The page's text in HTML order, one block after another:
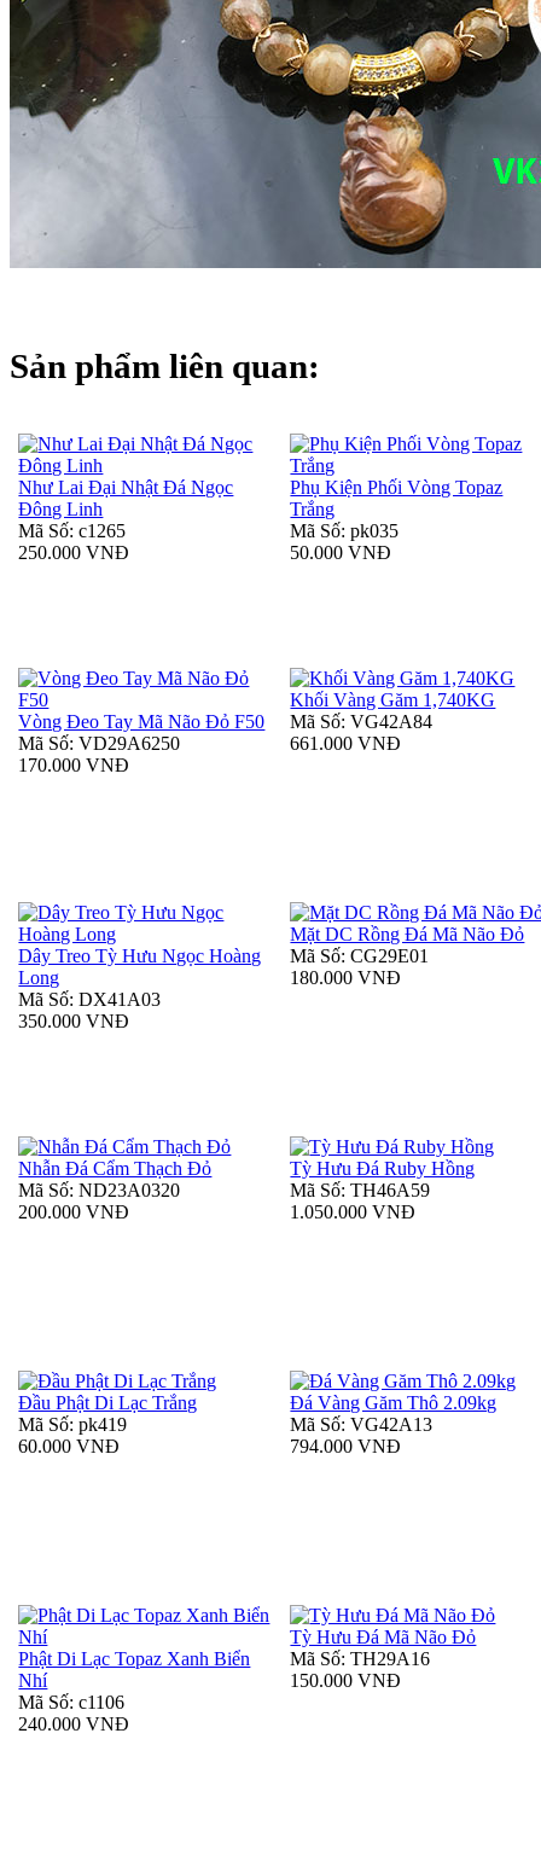
Sản phẩm liên quan:
Như Lai Đại Nhật Đá Ngọc
Đông Linh
Mã Số: c1265
250.000 VNĐ
Phụ Kiện Phối Vòng Topaz
Trắng
Mã Số: pk035
50.000 VNĐ
Vòng Đeo Tay Mã Não Đỏ F50
Mã Số: VD29A6250
170.000 VNĐ
Khối Vàng Găm 1,740KG
Mã Số: VG42A84
661.000 VNĐ
Dây Treo Tỳ Hưu Ngọc Hoàng
Long
Mã Số: DX41A03
350.000 VNĐ
Mặt DC Rồng Đá Mã Não Đỏ
Mã Số: CG29E01
180.000 VNĐ
Nhẫn Đá Cẩm Thạch Đỏ
Mã Số: ND23A0320
200.000 VNĐ
Tỳ Hưu Đá Ruby Hồng
Mã Số: TH46A59
1.050.000 VNĐ
Đầu Phật Di Lạc Trắng
Mã Số: pk419
60.000 VNĐ
Đá Vàng Găm Thô 2.09kg
Mã Số: VG42A13
794.000 VNĐ
Phật Di Lạc Topaz Xanh Biển
Nhí
Mã Số: c1106
240.000 VNĐ
Tỳ Hưu Đá Mã Não Đỏ
Mã Số: TH29A16
150.000 VNĐ